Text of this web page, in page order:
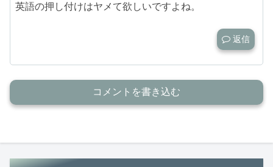
英語の押し付けはヤメて欲しいですよね。
返信
コメントを書き込む